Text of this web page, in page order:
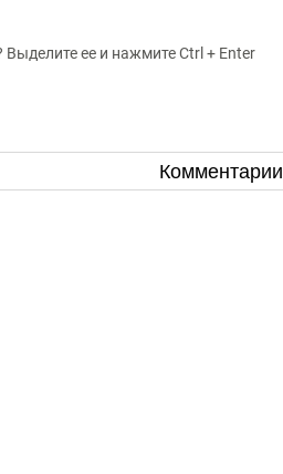
ее и нажмите Ctrl + Enter
Комментарии